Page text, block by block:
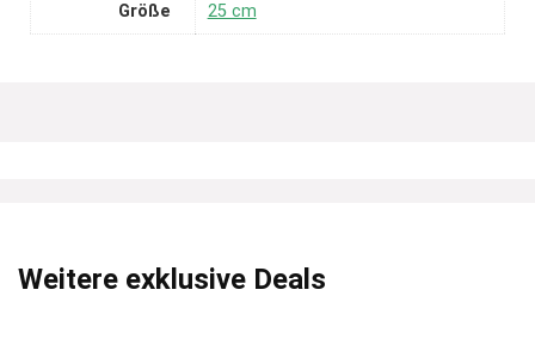
Größe 25 cm
Weitere exklusive Deals